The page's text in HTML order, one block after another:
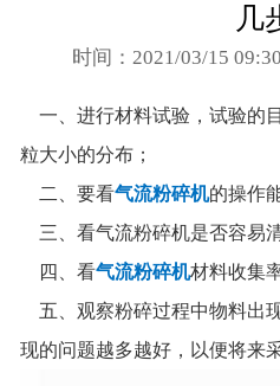
几
时间：2021/03/15
一、进行材料试验，试验的
粒大小的分布；
二、要看气流粉碎机的操作
三、看气流粉碎机是否容易
四、看气流粉碎机材料收集率
五、观察粉碎过程中物料出
现的问题越多越好，以便将来